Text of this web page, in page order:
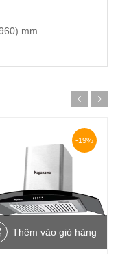
mm
-19%
Thêm vào giỏ hàng